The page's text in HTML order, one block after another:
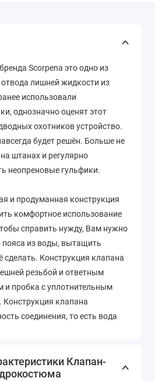
Scorpena это одно из
лишней жидкости из
использовали
однозначно оценят этот
охотников устройство.
будет решён. Больше не
штанах и регулярно
неопреновые гульфики.
и продуманная конструкция
комфортное использование
справить нужду, Вам нужно
пояса из воды, вытащить
сделать. Конструкция клапана
резьбой и ответным
пробка с уплотнительным
клапана
соединения, то есть вода
в костюмы толщиной от 3
Клапан-